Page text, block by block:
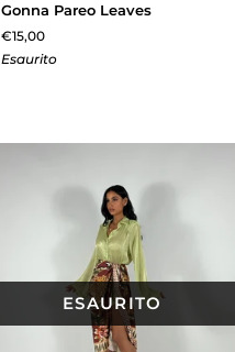
Pareo
Leaves
Gonna Pareo Leaves
€15,00
Esaurito
ESAURITO